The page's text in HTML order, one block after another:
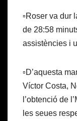
▫️Roser va dur
de 28:58
assistències i
▫️D’aquesta
Víctor Costa,
l’obtenció de
les seues